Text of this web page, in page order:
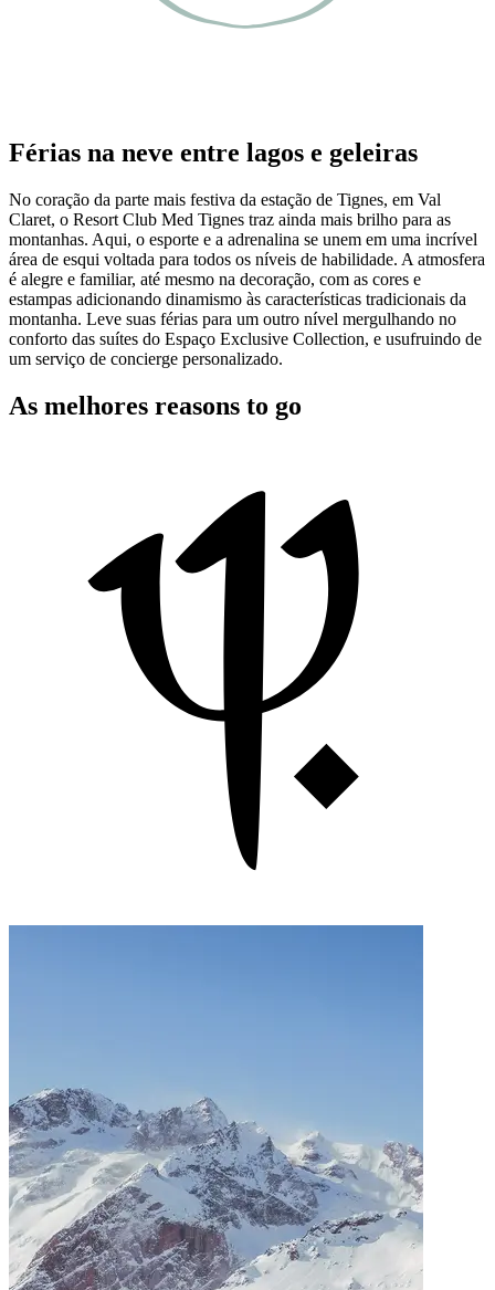
Férias na neve entre lagos e geleiras
No coração da parte mais festiva da estação de Tignes, em Val
Claret, o Resort Club Med Tignes traz ainda mais brilho para as
montanhas. Aqui, o esporte e a adrenalina se unem em uma incrível
área de esqui voltada para todos os níveis de habilidade. A atmosfera
é alegre e familiar, até mesmo na decoração, com as cores e
estampas adicionando dinamismo às características tradicionais da
montanha. Leve suas férias para um outro nível mergulhando no
conforto das suítes do Espaço Exclusive Collection, e usufruindo de
um serviço de concierge personalizado.
As melhores reasons to go